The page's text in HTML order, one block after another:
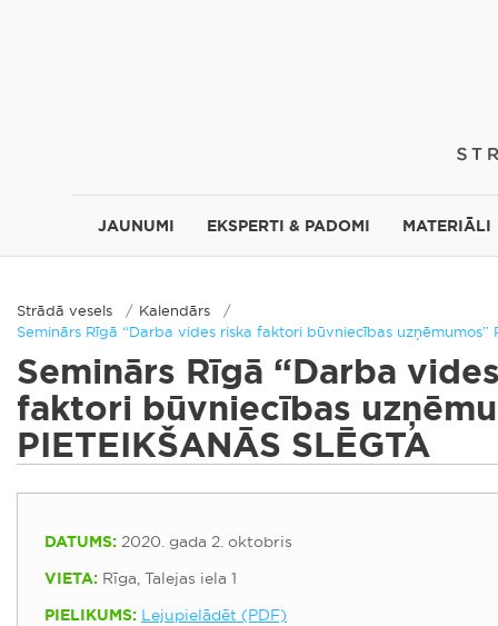
JAUNUMI EKSPERTI & PADOMI MATERIĀLI
Strādā vesels
Kalendārs
Seminārs Rīgā “Darba vides riska faktori būvniecības uzņēmumos”
Seminārs Rīgā “Darba
faktori būvniecības
PIETEIKŠANĀS SLĒGTA
DATUMS: 2020. gada 2. oktobris
VIETA: Rīga, Talejas iela 1
PIELIKUMS: Lejupielādēt (PDF)